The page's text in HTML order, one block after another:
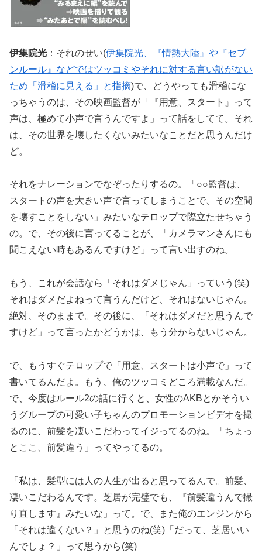
伊集院光 ：それのせい(伊集院光、『情熱大陸』や『セブ
ンルール』などではツッコミやそれに対する言い訳がない
ため「滑稽に見える」と指摘)で、どうやっても滑稽にな
っちゃうのは、その映画監督が「『用意、スタート』って
声は、極めて小声で言うんですよ」って話をしてて。それ
は、その世界を壊したくないみたいなことだと思うんだけ
ど。
それをナレーションでなぞったりするの。「○○監督は、
スタートの声を大きい声で言ってしまうことで、その空間
を壊すことをしない」みたいなテロップで際立たせちゃう
の。で、その後に言ってることが、「カメラマンさんにも
聞こえない時もあるんですけど」って言い出すのね。
もう、これが会話なら「それはダメじゃん」っていう(笑)
それはダメだよねって言うんだけど、それはないじゃん。
絶対、そのままで。その後に、「それはダメだと思うんで
すけど」って言ったかどうかは、もう分からないじゃん。
で、もうすぐテロップで「用意、スタートは小声で」って
書いてるんだよ。もう、俺のツッコミどころ満載なんだ。
で、今度はルール2の話に行くと、女性のAKBとかそうい
うグループの可愛い子ちゃんのプロモーションビデオを撮
るのに、前髪を凄いこだわってイジってるのね。「ちょっ
とここ、前髪違う」ってやってるの。
「私は、髪型には人の人生が出ると思ってるんで。前髪、
凄いこだわるんです。芝居が完璧でも、『前髪違うんで撮
り直します』みたいな」って。で、また俺のエンジンから
「それは違くない？」と思うのね(笑)「だって、芝居いい
んでしょ？」って思うから(笑)